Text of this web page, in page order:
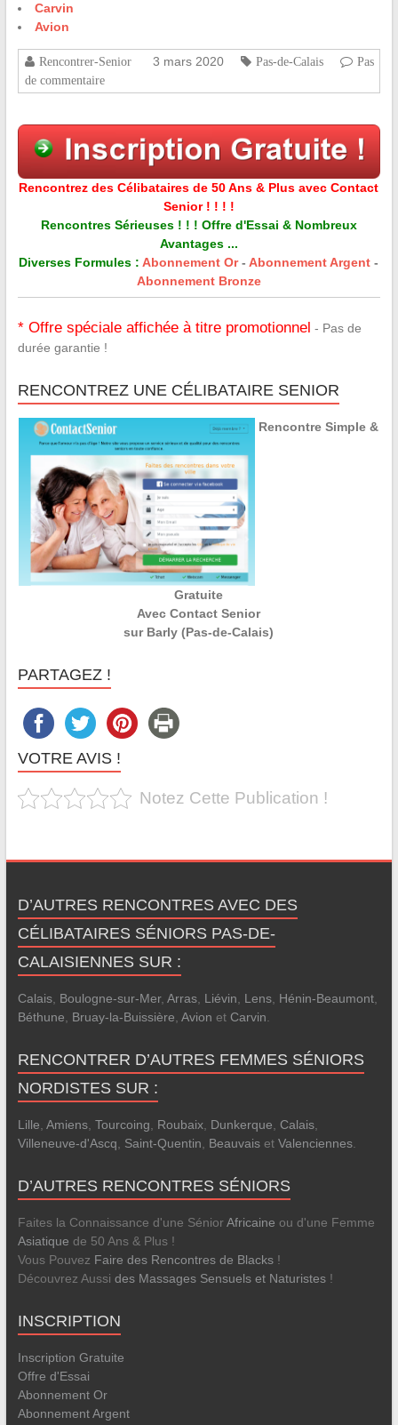
Carvin
Avion
Rencontrer-Senior 3 mars 2020 Pas-de-Calais
Pas
de commentaire
Rencontrez des Célibataires de 50 Ans & Plus avec Contact
Senior ! ! ! !
Rencontres Sérieuses ! ! ! Offre d'Essai & Nombreux
Avantages ...
Diverses Formules : Abonnement Or-Abonnement Argent -
Abonnement Bronze
* Offre spéciale affichée à titre promotionnel - Pas de
durée garantie !
RENCONTREZ UNE CÉLIBATAIRE SENIOR
Rencontre Simple &
Gratuite
Avec Contact Senior
sur Barly (Pas-de-Calais)
PARTAGEZ !
VOTRE AVIS !
Notez Cette Publication !
D’AUTRES RENCONTRES AVEC DES
CÉLIBATAIRES SÉNIORS PAS-DE-
CALAISIENNES SUR :
Calais, Boulogne-sur-Mer, Arras, Liévin Lens, Hénin-Beaumont,
Béthune
Bruay-la-Buissière Avion et Carvin
RENCONTRER D’AUTRES FEMMES SÉNIORS
NORDISTES SUR :
Lille Amiens, Tourcoing Roubaix, Dunkerque Calais,
Villeneuve-d'Ascq
Saint-Quentin Beauvaiset Valenciennes.
D’AUTRES RENCONTRES SÉNIORS
Faites la Connaissance d'une SéniorAfricaine ou d'une Femme
Asiatique de 50 Ans & Plus !
Vous Pouvez Faire des Rencontres de Blacks!
Découvrez Aussi des Massages Sensuels et Naturistes!
INSCRIPTION
Inscription Gratuite
Offre d'Essai
Abonnement Or
Abonnement Argent